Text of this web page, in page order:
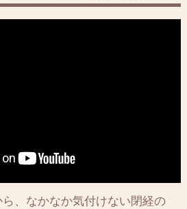
、なかなか気付けない閉経の